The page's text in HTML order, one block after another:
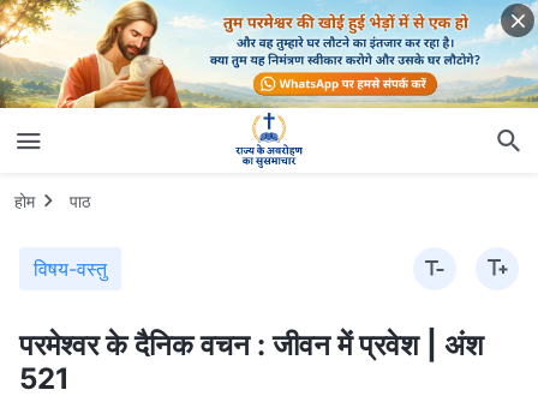
होम पाठ
विषय-वस्तु
परमेश्वर के दैनिक वचन : जीवन में प्रवेश | अंश
521